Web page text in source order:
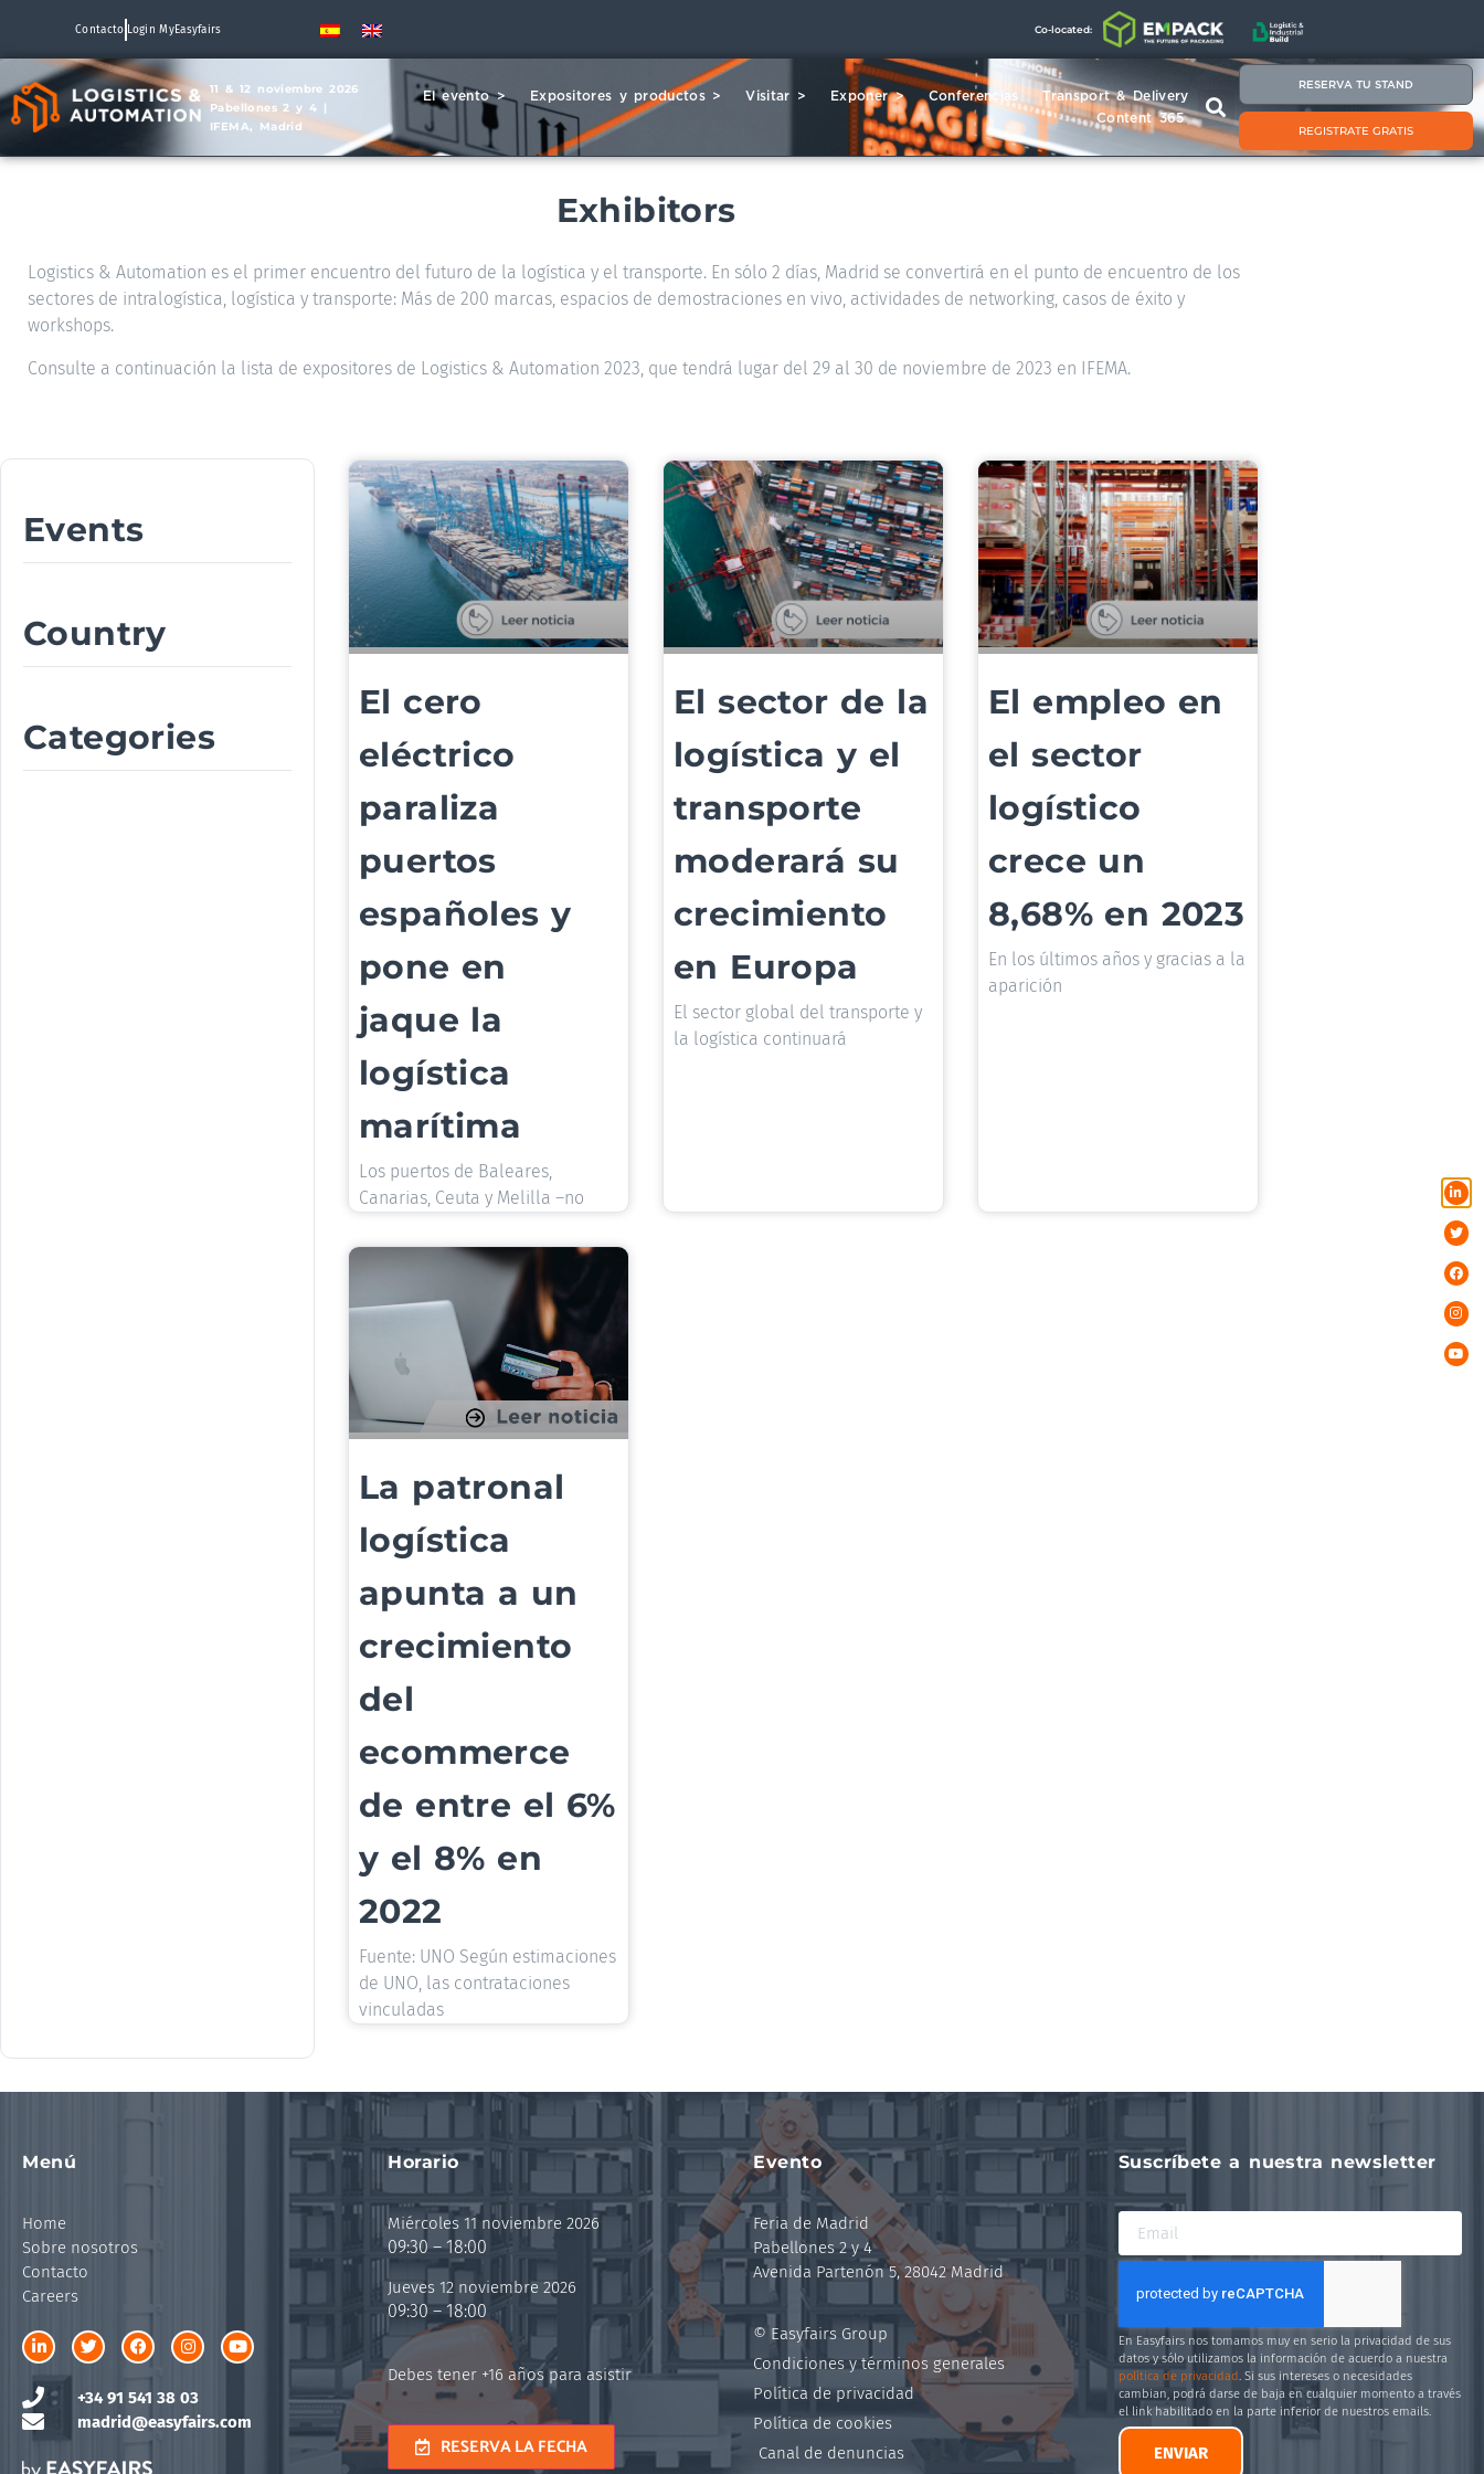
Contacto Login MyEasyfairs Co-located:
11 & 12 noviembre 2026
Pabellones 2 y 4 |
IFEMA, Madrid
El evento > Expositores y productos > Visitar > Exponer > Conferencias
Transport & Delivery
Content 365
RESERVA TU STAND
REGISTRATE GRATIS
Exhibitors
Logistics & Automation es el primer encuentro del futuro de la logística y el transporte. En sólo 2 días, Madrid se convertirá en el punto de encuentro de los
sectores de intralogística, logística y transporte: Más de 200 marcas, espacios de demostraciones en vivo, actividades de networking, casos de éxito y
workshops.
Consulte a continuación la lista de expositores de Logistics & Automation 2023, que tendrá lugar del 29 al 30 de noviembre de 2023 en IFEMA.
Events
Country
Categories
El cero
eléctrico
paraliza
puertos
españoles y
pone en
jaque la
logística
marítima
Los puertos de Baleares,
Canarias, Ceuta y Melilla –no
El sector de la
logística y el
transporte
moderará su
crecimiento
en Europa
El sector global del transporte y
la logística continuará
El empleo en
el sector
logístico
crece un
8,68% en 2023
En los últimos años y gracias a la
aparición
La patronal
logística
apunta a un
crecimiento
del
ecommerce
de entre el 6%
y el 8% en
2022
Fuente: UNO Según estimaciones
de UNO, las contrataciones
vinculadas
Menú
Home
Sobre nosotros
Contacto
Careers
+34 91 541 38 03
madrid@easyfairs.com
Horario
Miércoles 11 noviembre 2026
09:30 – 18:00
Jueves 12 noviembre 2026
09:30 – 18:00
Debes tener +16 años para asistir
RESERVA LA FECHA
Evento
Feria de Madrid
Pabellones 2 y 4
Avenida Partenón 5, 28042 Madrid
© Easyfairs Group
Condiciones y términos generales
Política de privacidad
Política de cookies
Canal de denuncias
Suscríbete a nuestra newsletter
En Easyfairs nos tomamos muy en serio la privacidad de sus
datos y sólo utilizamos la información de acuerdo a nuestra
política de privacidad. Si sus intereses o necesidades
cambian, podrá darse de baja en cualquier momento a través
el link habilitado en la parte inferior de nuestros emails.
ENVIAR